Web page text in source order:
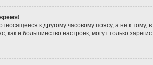
к другому часовому поясу, а не к
как и большинство настроек, могут только